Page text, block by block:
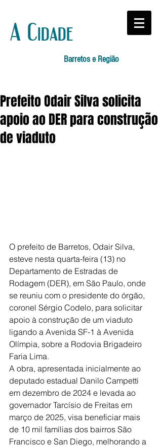
A Cidade
Barretos e Região
Prefeito Odair Silva solicita
apoio ao DER para construção
de viaduto
O prefeito de Barretos, Odair Silva,
esteve nesta quarta-feira (13) no
Departamento de Estradas de
Rodagem (DER), em São Paulo, onde
se reuniu com o presidente do órgão,
coronel Sérgio Codelo, para solicitar
apoio à construção de um viaduto
ligando a Avenida SF-1 à Avenida
Olímpia, sobre a Rodovia Brigadeiro
Faria Lima.
A obra, apresentada inicialmente ao
deputado estadual Danilo Campetti
em dezembro de 2024 e levada ao
governador Tarcísio de Freitas em
março de 2025, visa beneficiar mais
de 10 mil famílias dos bairros São
Francisco e San Diego, melhorando a